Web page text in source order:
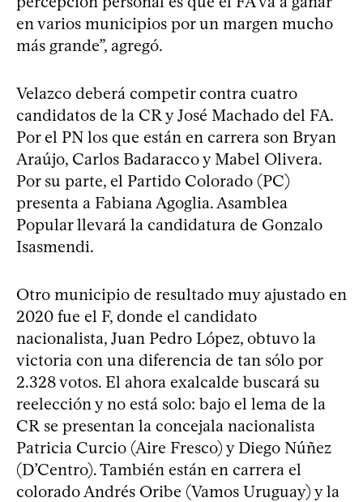
en varios municipios por un margen mucho
más grande”, agregó.
Velazco deberá competir contra cuatro
candidatos de la CR y José Machado del FA.
Por el PN los que están en carrera son Bryan
Araújo, Carlos Badaracco y Mabel Olivera.
Por su parte, el Partido Colorado (PC)
presenta a Fabiana Agoglia. Asamblea
Popular llevará la candidatura de Gonzalo
Isasmendi.
Otro municipio de resultado muy ajustado en
2020 fue el F, donde el candidato
nacionalista, Juan Pedro López, obtuvo la
victoria con una diferencia de tan sólo por
2.328 votos. El ahora exalcalde buscará su
reelección y no está solo: bajo el lema de la
CR se presentan la concejala nacionalista
Patricia Curcio (Aire Fresco) y Diego Núñez
(D’Centro). También están en carrera el
colorado Andrés Oribe (Vamos Uruguay) y la